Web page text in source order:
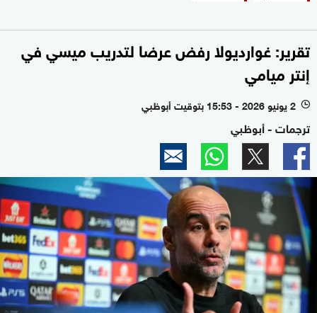
تقرير: غوارديولا رفض عرضا لتدريب ميسي في
إنتر ميامي
l 2 يونيو 2026 - 15:53 بتوقيت أبوظبي
ترجمات - أبوظبي